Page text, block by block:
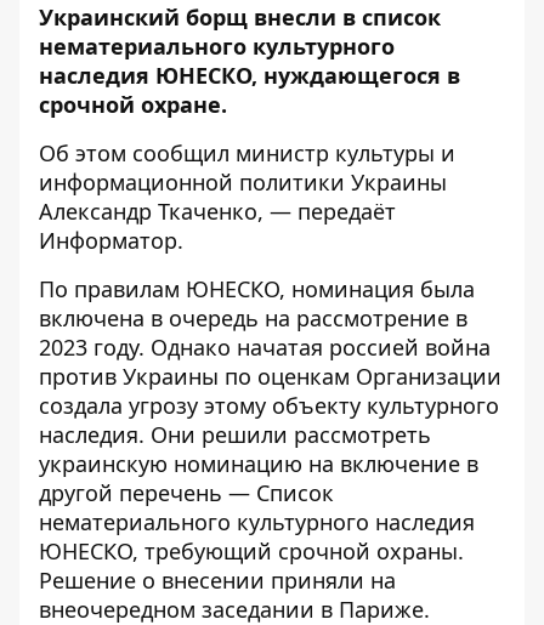
Украинский борщ внесли в список
нематериального культурного
наследия ЮНЕСКО, нуждающегося в
срочной охране.
Об этом сообщил министр культуры и
информационной политики Украины
Александр Ткаченко, — передаёт
Информатор.
По правилам ЮНЕСКО, номинация была
включена в очередь на рассмотрение в
2023 году. Однако начатая россией война
против Украины по оценкам Организации
создала угрозу этому объекту культурного
наследия. Они решили рассмотреть
украинскую номинацию на включение в
другой перечень — Список
нематериального культурного наследия
ЮНЕСКО, требующий срочной охраны.
Решение о внесении приняли на
внеочередном заседании в Париже.